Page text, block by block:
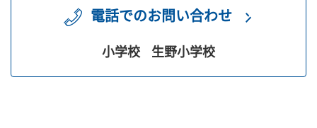
電話でのお問い合わせ
小学校 生野小学校